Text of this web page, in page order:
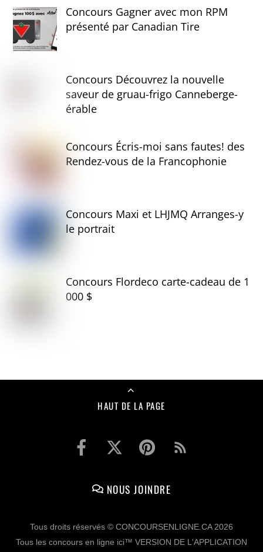
Concours Gagner avec mon RPM
présenté par Canadian Tire
Concours Découvrez la nouvelle
saveur de gruau-frigo Canneberge-
érable
Concours Écris-moi sans fautes! des
Rendez-vous de la Francophonie
Concours Maxi et LHJMQ Arranges-y
le portrait
Concours Flordeco carte-cadeau de 1
000 $
HAUT DE LA PAGE
NOUS JOINDRE
Tous droits réservés © CONCOURSENLIGNE.CA 2026
Tous les concours en ligne ici™ VERSION DE L'APPLICATION